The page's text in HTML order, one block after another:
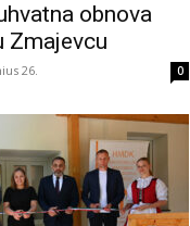
obnova
Zmajevcu
26. 0